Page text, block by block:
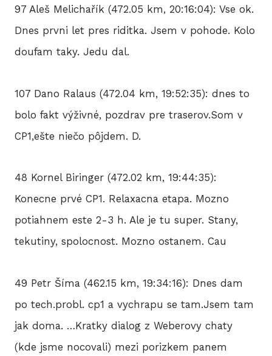
97 Aleš Melichařík (472.05 km, 20:16:04): Vse ok.
Dnes prvni let pres riditka. Jsem v pohode. Kolo
doufam taky. Jedu dal.
107 Dano Ralaus (472.04 km, 19:52:35): dnes to
bolo fakt výživné, pozdrav pre traserov.Som v
CP1,ešte niečo pôjdem. D.
48 Kornel Biringer (472.02 km, 19:44:35):
Konecne prvé CP1. Relaxacna etapa. Mozno
potiahnem este 2-3 h. Ale je tu super. Stany,
tekutiny, spolocnost. Mozno ostanem. Cau
49 Petr Šíma (462.15 km, 19:34:16): Dnes dam
po tech.probl. cp1 a vychrapu se tam.Jsem tam
jak doma. …Kratky dialog z Weberovy chaty
(kde jsme nocovali) mezi porizkem panem